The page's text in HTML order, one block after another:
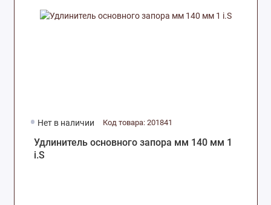
Нет в наличии Код товара: 201841
Удлинитель основного запора мм 140 мм 1
i.S